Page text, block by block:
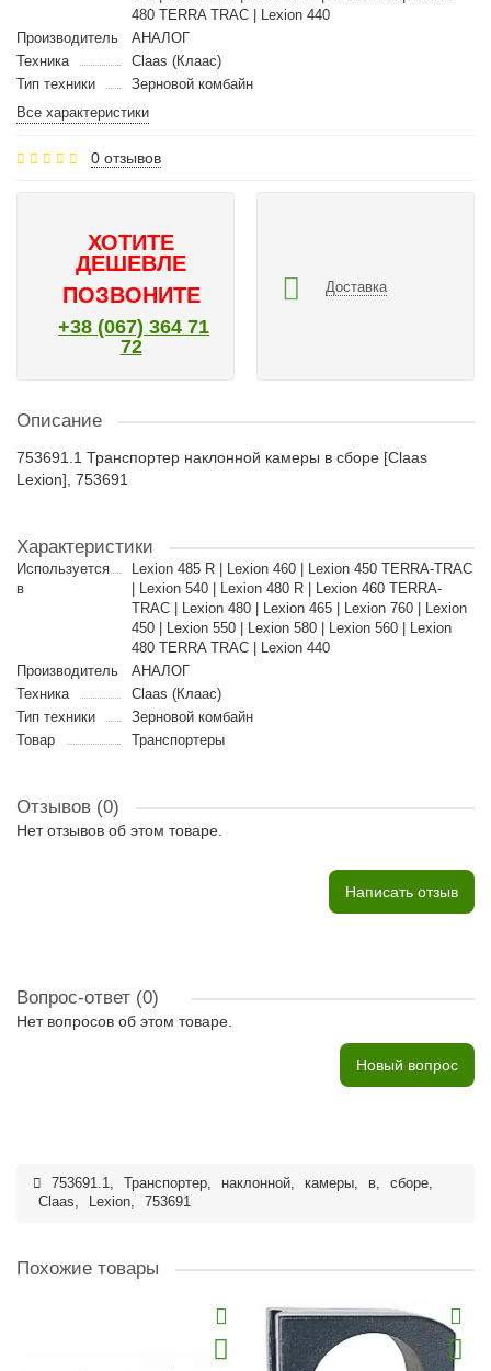
480 TERRA TRAC | Lexion 440
Производитель
АНАЛОГ
Техника
Claas (Клаас)
Тип техники
Зерновой комбайн
Все характеристики
0 отзывов
ХОТИТЕ
ДЕШЕВЛЕ
ПОЗВОНИТЕ
+38 (067) 364 71
72
Доставка
Описание
753691.1 Транспортер наклонной камеры в сборе [Claas
Lexion], 753691
Характеристики
Используется
в
Lexion 485 R | Lexion 460 | Lexion 450 TERRA-TRAC
| Lexion 540 | Lexion 480 R | Lexion 460 TERRA-
TRAC | Lexion 480 | Lexion 465 | Lexion 760 | Lexion
450 | Lexion 550 | Lexion 580 | Lexion 560 | Lexion
480 TERRA TRAC | Lexion 440
Производитель
АНАЛОГ
Техника
Claas (Клаас)
Тип техники
Зерновой комбайн
Товар
Транспортеры
Отзывов (0)
Нет отзывов об этом товаре.
Написать отзыв
Вопрос-ответ (0)
Нет вопросов об этом товаре.
Новый вопрос
753691.1, Транспортер, наклонной, камеры, в, сборе,
Claas, Lexion, 753691
Похожие товары